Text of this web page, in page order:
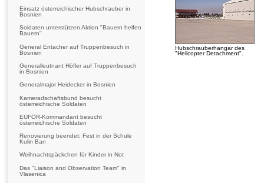
Einsatz österreichischer Hubschrauber in
Bosnien
Soldaten unterstützen Aktion "Bauern helfen
Bauern"
General Entacher auf Truppenbesuch in
Bosnien
Generalleutnant Höfler auf Truppenbesuch
in Bosnien
Generalmajor Heidecker in Bosnien
Kameradschaftsbund besucht
österreichische Soldaten
EUFOR-Kommandant besucht
österreichische Soldaten
Renovierung beendet: Fest in der Schule
Kulin Ban
Weihnachtspäckchen für Kinder in Not
Das "Liaison and Observation Team" in
Vlasenica
Hubschrauberhangar des
"Helicopter Detachment".